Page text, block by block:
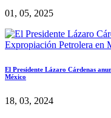
01, 05, 2025
El Presidente Lázaro Cárdenas
México
18, 03, 2024